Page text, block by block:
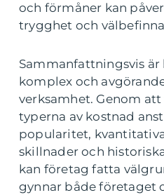
och förmåner kan
trygghet och
Sammanfattningsvis
komplex och
verksamhet. Genom
typerna av kostnad
popularitet,
skillnader och
kan företag fatta
gynnar både företaget